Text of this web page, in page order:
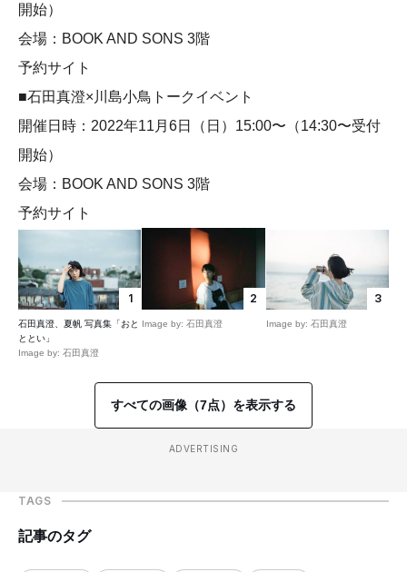
開始）
会場：BOOK AND SONS 3階
予約サイト
■石田真澄×川島小鳥トークイベント
開催日時：2022年11月6日（日）15:00〜（14:30〜受付
開始）
会場：BOOK AND SONS 3階
予約サイト
1
石田真澄、夏帆 写真集「おと
ととい」
Image by: 石田真澄
2
Image by: 石田真澄
3
Image by: 石田真澄
すべての画像（7点）を表示する
ADVERTISING
TAGS
記事のタグ